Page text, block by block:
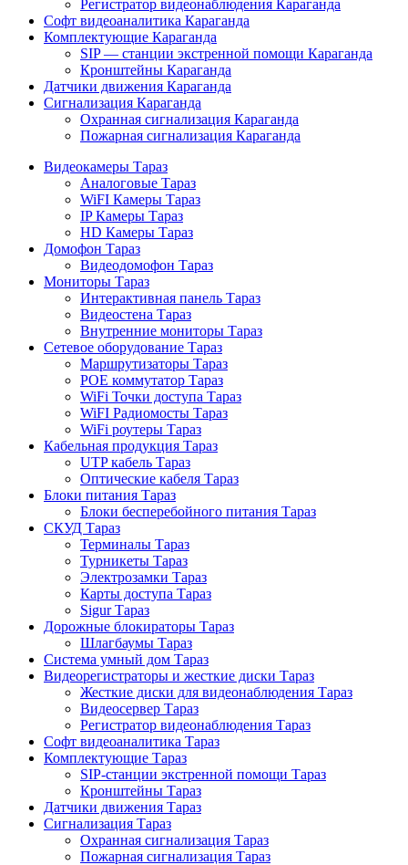
Регистратор видеонаблюдения Караганда
Софт видеоаналитика Караганда
Комплектующие Караганда
SIP — станции экстренной помощи Караганда
Кронштейны Караганда
Датчики движения Караганда
Сигнализация Караганда
Охранная сигнализация Караганда
Пожарная сигнализация Караганда
Видеокамеры Тараз
Аналоговые Тараз
WiFI Камеры Тараз
IP Камеры Тараз
HD Камеры Тараз
Домофон Тараз
Видеодомофон Тараз
Мониторы Тараз
Интерактивная панель Тараз
Видеостена Тараз
Внутренние мониторы Тараз
Сетевое оборудование Тараз
Маршрутизаторы Тараз
POE коммутатор Тараз
WiFi Точки доступа Тараз
WiFI Радиомосты Тараз
WiFi роутеры Тараз
Кабельная продукция Тараз
UTP кабель Тараз
Оптические кабеля Тараз
Блоки питания Тараз
Блоки бесперебойного питания Тараз
СКУД Тараз
Терминалы Тараз
Турникеты Тараз
Электрозамки Тараз
Карты доступа Тараз
Sigur Тараз
Дорожные блокираторы Тараз
Шлагбаумы Тараз
Система умный дом Тараз
Видеорегистраторы и жесткие диски Тараз
Жесткие диски для видеонаблюдения Тараз
Видеосервер Тараз
Регистратор видеонаблюдения Тараз
Софт видеоаналитика Тараз
Комплектующие Тараз
SIP-станции экстренной помощи Тараз
Кронштейны Тараз
Датчики движения Тараз
Сигнализация Тараз
Охранная сигнализация Тараз
Пожарная сигнализация Тараз